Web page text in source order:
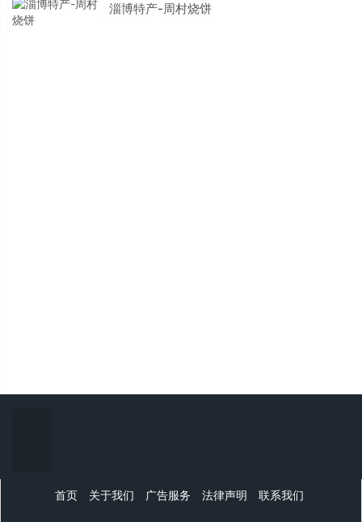
淄博特产-周村烧饼
首页 关于我们 广告服务 法律声明 联系我们